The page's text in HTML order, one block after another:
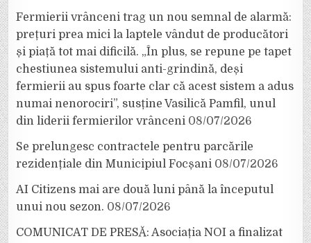
Fermierii vrânceni trag un nou semnal de alarmă:
prețuri prea mici la laptele vândut de producători
și piață tot mai dificilă. „În plus, se repune pe tapet
chestiunea sistemului anti-grindină, deși
fermierii au spus foarte clar că acest sistem a adus
numai nenorociri”, susține Vasilică Pamfil, unul
din liderii fermierilor vrânceni 08/07/2026
Se prelungesc contractele pentru parcările
rezidențiale din Municipiul Focșani 08/07/2026
AI Citizens mai are două luni până la începutul
unui nou sezon. 08/07/2026
COMUNICAT DE PRESĂ: Asociația NOI a finalizat